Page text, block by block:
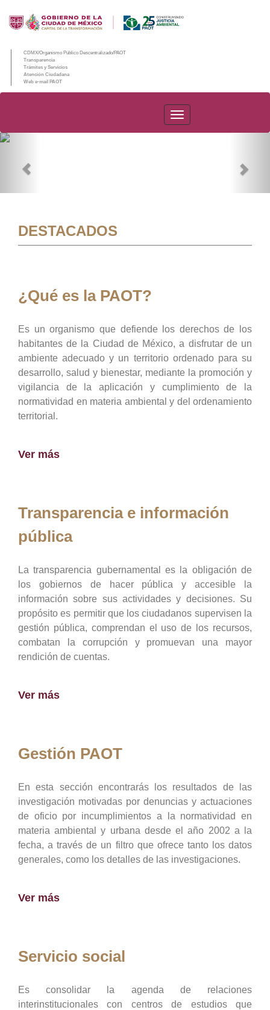
CDMX/Organismo Público Descentralizado/PAOT
Transparencia
Trámites y Servicios
Atención Ciudadana
Web e-mail PAOT
PAOT
DESTACADOS
¿Qué es la PAOT?
Es un organismo que defiende los derechos de los
habitantes de la Ciudad de México, a disfrutar de un
ambiente adecuado y un territorio ordenado para su
desarrollo, salud y bienestar, mediante la promoción y
vigilancia de la aplicación y cumplimiento de la
normatividad en materia ambiental y del ordenamiento
territorial.
Ver más
Transparencia e información
pública
La transparencia gubernamental es la obligación de
los gobiernos de hacer pública y accesible la
información sobre sus actividades y decisiones. Su
propósito es permitir que los ciudadanos supervisen la
gestión pública, comprendan el uso de los recursos,
combatan la corrupción y promuevan una mayor
rendición de cuentas.
Ver más
Gestión PAOT
En esta sección encontrarás los resultados de las
investigación motivadas por denuncias y actuaciones
de oficio por incumplimientos a la normatividad en
materia ambiental y urbana desde el año 2002 a la
fecha, a través de un filtro que ofrece tanto los datos
generales, como los detalles de las investigaciones.
Ver más
Servicio social
Es consolidar la agenda de relaciones
interinstitucionales con centros de estudios que